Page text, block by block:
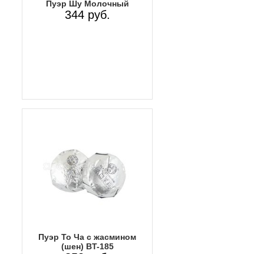
Пуэр Шу Молочный
344 руб.
Пуэр То Ча с жасмином
(шен) ВT-185